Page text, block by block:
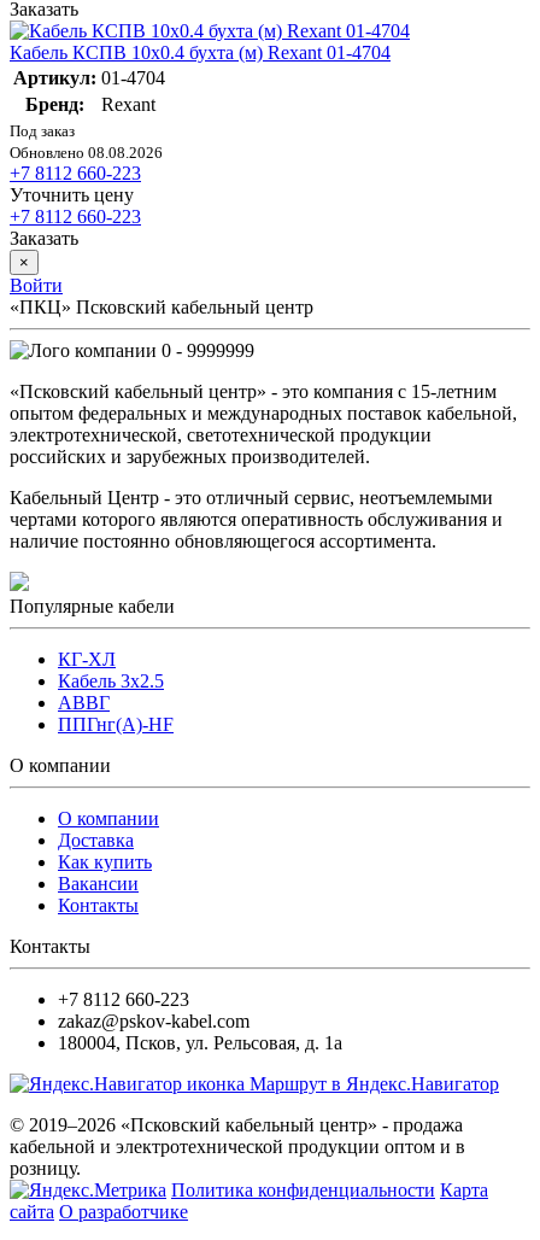
Заказать
Кабель КСПВ 10х0.4 бухта (м) Rexant 01-4704
Артикул: 01-4704
Бренд:
Rexant
Под заказ
Обновлено 08.08.2026
+7 8112 660-223
Уточнить цену
+7 8112 660-223
Заказать
×
Войти
«ПКЦ» Псковский кабельный центр
0 - 9999999
«Псковский кабельный центр» - это компания с 15-летним
опытом федеральных и международных поставок кабельной,
электротехнической, светотехнической продукции
российских и зарубежных производителей.
Кабельный Центр - это отличный сервис, неотъемлемыми
чертами которого являются оперативность обслуживания и
наличие постоянно обновляющегося ассортимента.
Популярные кабели
КГ-ХЛ
Кабель 3x2.5
АВВГ
ППГнг(А)-HF
О компании
О компании
Доставка
Как купить
Вакансии
Контакты
Контакты
+7 8112 660-223
zakaz@pskov-kabel.com
180004, Псков, ул. Рельсовая, д. 1а
Маршрут в Яндекс.Навигатор
© 2019–2026 «Псковский кабельный центр» - продажа
кабельной и электротехнической продукции оптом и в
розницу.
Политика конфиденциальности Карта
сайта О разработчике